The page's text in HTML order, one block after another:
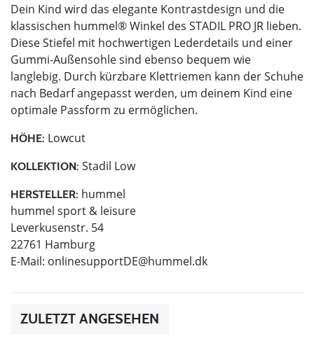
Dein Kind wird das elegante Kontrastdesign und die
klassischen hummel® Winkel des STADIL PRO JR lieben.
Diese Stiefel mit hochwertigen Lederdetails und einer
Gummi-Außensohle sind ebenso bequem wie
langlebig. Durch kürzbare Klettriemen kann der Schuhe
nach Bedarf angepasst werden, um deinem Kind eine
optimale Passform zu ermöglichen.
HÖHE: Lowcut
KOLLEKTION: Stadil Low
HERSTELLER: hummel
hummel sport & leisure
Leverkusenstr. 54
22761 Hamburg
E-Mail: onlinesupportDE@hummel.dk
ZULETZT ANGESEHEN